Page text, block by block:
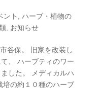
ント
ハーブ・植物の
, お知らせ
谷保。 旧家を改装し
、 ハーブティのワー
した。 メディカルハ
培の約１０種のハーブ